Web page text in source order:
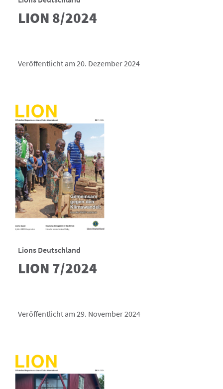
LION 8/2024
Veröffentlicht am 20. Dezember 2024
Lions Deutschland
LION 7/2024
Veröffentlicht am 29. November 2024